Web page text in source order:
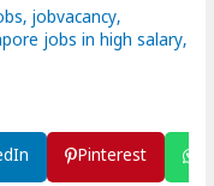
, jobvacancy,
jobs in high salary,
Pinterest